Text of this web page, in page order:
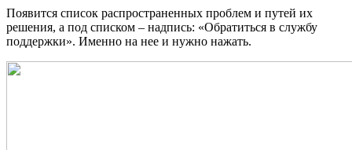
Появится список распространенных проблем и путей их
решения, а под списком – надпись: «Обратиться в службу
поддержки». Именно на нее и нужно нажать.